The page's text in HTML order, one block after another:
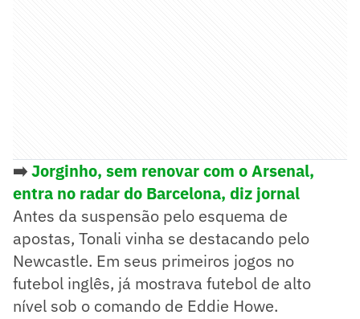
➡️Jorginho, sem renovar com o Arsenal,
entra no radar do Barcelona, diz jornal
Antes da suspensão pelo esquema de
apostas, Tonali vinha se destacando pelo
Newcastle. Em seus primeiros jogos no
futebol inglês, já mostrava futebol de alto
nível sob o comando de Eddie Howe.